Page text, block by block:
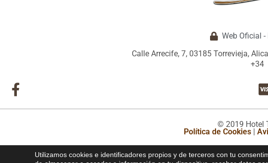
Web Oficial
Calle Arrecife, 7, 03185 Torrevieja,
+34
© 2019 Hotel
Política de Cookies|
Utilizamos cookies e identificadores propios y de terceros con tu